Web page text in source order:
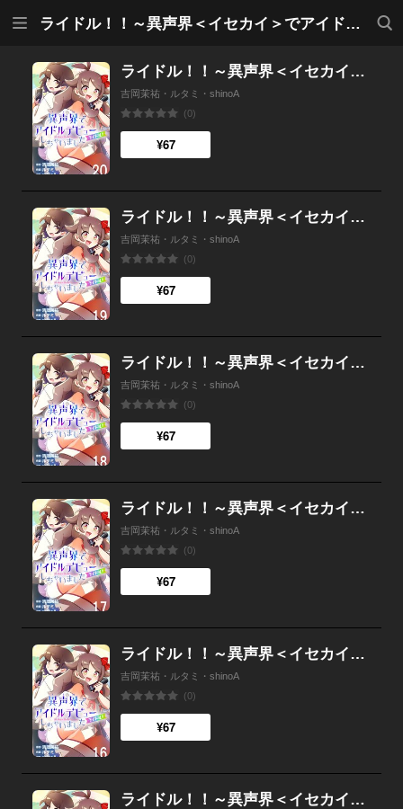
ライドル！！～異声界＜イセカイ＞でアイドルデビューしちゃいました～ 【タテヨミ】
検索
ライドル！！～異声界＜イセカイ＞でアイドルデビューしちゃいました～ 20
吉岡茉祐・ルタミ・shinoA
(0)
¥67
ライドル！！～異声界＜イセカイ＞でアイドルデビューしちゃいました～ 19
吉岡茉祐・ルタミ・shinoA
(0)
¥67
ライドル！！～異声界＜イセカイ＞でアイドルデビューしちゃいました～ 18
吉岡茉祐・ルタミ・shinoA
(0)
¥67
ライドル！！～異声界＜イセカイ＞でアイドルデビューしちゃいました～ 17
吉岡茉祐・ルタミ・shinoA
(0)
¥67
ライドル！！～異声界＜イセカイ＞でアイドルデビューしちゃいました～ 16
吉岡茉祐・ルタミ・shinoA
(0)
¥67
ライドル！！～異声界＜イセカイ＞でアイドルデビューしちゃいました～ 15